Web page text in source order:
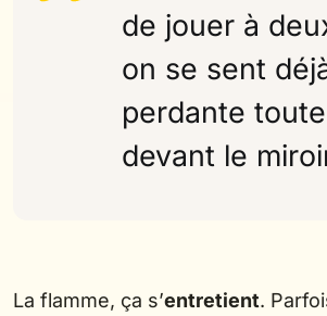
de jouer à
on se sent
perdante
devant le
La flamme, ça s’entretient.